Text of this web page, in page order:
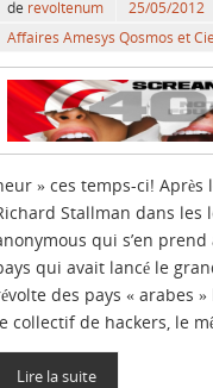
de revoltenum
25/05/2012
Affaires Amesys Qosmos et Cie
» ces temps-ci! Après
Stallman dans les
qui s’en
qui avait lancé le
des pays « arabes »
collectif de hackers, le
Lire la suite